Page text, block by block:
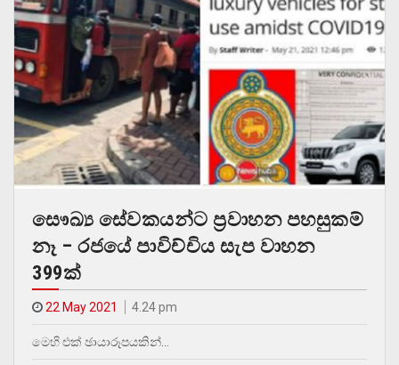
සෞඛ්‍ය සේවකයන්ට ප්‍රවාහන පහසුකම්
නෑ – රජයේ පාවිච්චිය සැප වාහන
399ක්
22 May 2021 4.24 pm
මෙහි එක් ඡායාරූපයකින්…